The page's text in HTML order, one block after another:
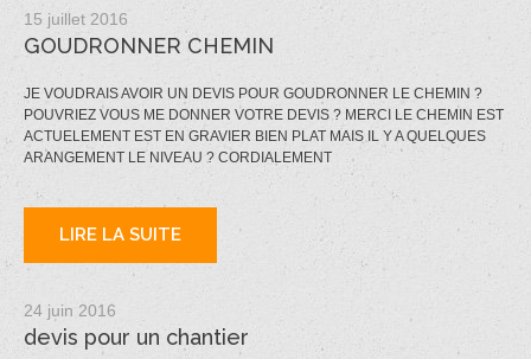
15 juillet 2016
GOUDRONNER CHEMIN
JE VOUDRAIS AVOIR UN DEVIS POUR GOUDRONNER LE CHEMIN ?
POUVRIEZ VOUS ME DONNER VOTRE DEVIS ? MERCI LE CHEMIN EST
ACTUELEMENT EST EN GRAVIER BIEN PLAT MAIS IL Y A QUELQUES
ARANGEMENT LE NIVEAU ? CORDIALEMENT
LIRE LA SUITE
24 juin 2016
devis pour un chantier